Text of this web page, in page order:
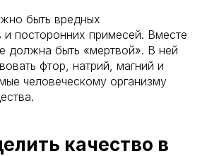
быть вредных
и посторонних примесей. Вместе
должна быть «мертвой». В ней
фтор, натрий, магний и
человеческому организму
качество в